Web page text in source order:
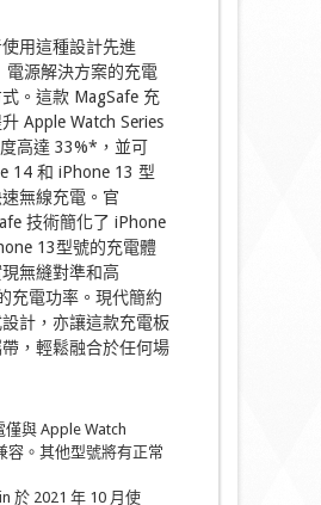
用這種設計先進
電源解決方案的充電
。這款 MagSafe 充
Apple Watch Series
高達 33%*，並可
14 和 iPhone 13 型
無線充電。官
技術簡化了 iPhone
13型號的充電體
無縫對準和高
充電功率。現代簡約
計，亦讓這款充電板
，輕鬆融合於任何場
與 Apple Watch
容。其他型號將有正常
於 2021 年 10 月使